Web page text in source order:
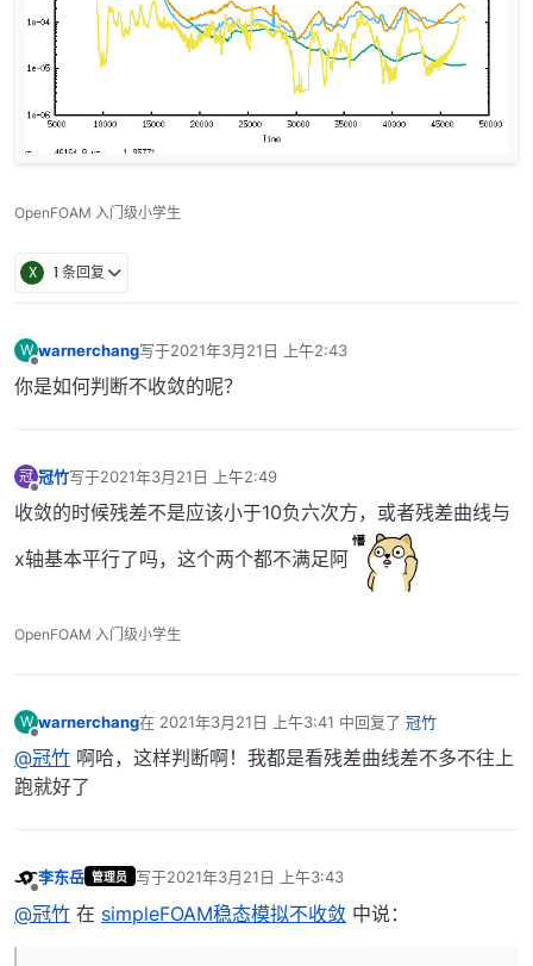
OpenFOAM 入门级小学生
X 1 条回复
W warnerchang写于2021年3月21日 上午2:43
最后由 编辑
你是如何判断不收敛的呢？
冠 冠竹写于2021年3月21日 上午2:49
最后由 编辑
收敛的时候残差不是应该小于10负六次方，或者残差曲线与
x轴基本平行了吗，这个两个都不满足阿
OpenFOAM 入门级小学生
W warnerchang在 2021年3月21日 上午3:41 中回复了 冠竹
最后由 编辑
@冠竹 啊哈，这样判断啊！我都是看残差曲线差不多不往上
跑就好了
李东岳 管理员 写于2021年3月21日 上午3:43
最后由 编辑
@冠竹 在 simpleFOAM稳态模拟不收敛 中说：